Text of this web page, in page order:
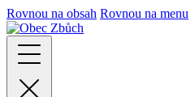
Rovnou na obsah Rovnou na menu